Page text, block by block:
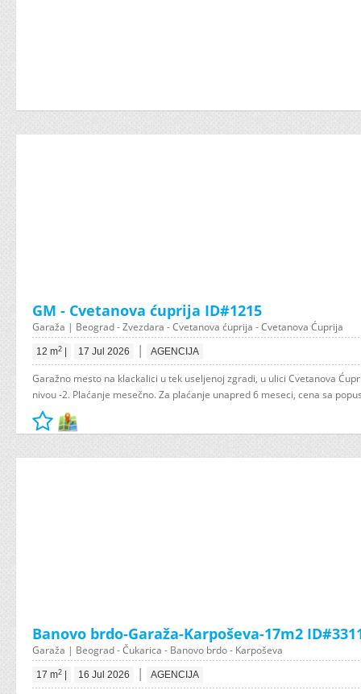
GM - Cvetanova ćuprija ID#1215
Garaža | Beograd - Zvezdara - Cvetanova ćuprija - Cvetanova Ćuprija
12 m2 17 Jul 2026 | AGENCIJA
Garažno mesto na klackalici u tek useljenoj zgradi, u ulici Cvetanova
nivou -2. Plaćanje mesečno. Za plaćanje unapred 6 meseci, cena sa
Banovo brdo-Garaža-Karpoševa-17m2
Garaža | Beograd - Čukarica - Banovo brdo - Karpoševa
17 m2 16 Jul 2026 | AGENCIJA